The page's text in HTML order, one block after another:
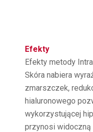
Efekty
Efekty metody
Skóra nabiera
zmarszczek,
hialuronowego
wykorzystującej
przynosi widoczną